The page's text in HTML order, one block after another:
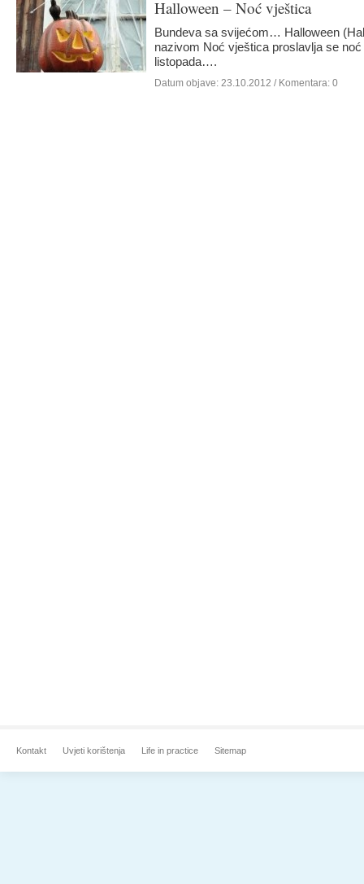
Halloween – Noć vještica
Bundeva sa svijećom… Halloween
nazivom Noć vještica proslavlja se
listopada….
Datum objave: 23.10.2012 / Komentara: 0
Kontakt Uvjeti korištenja Life in practice Sitemap